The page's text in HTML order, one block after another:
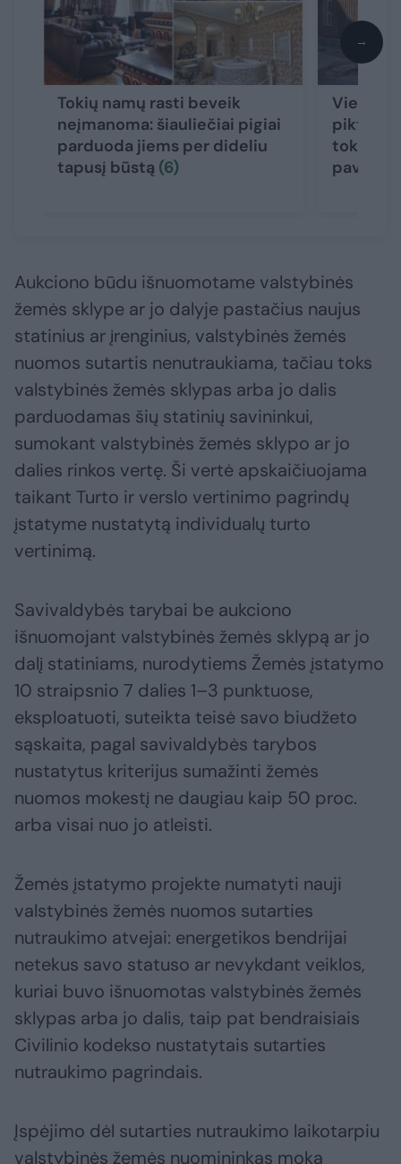
Tokių namų rasti beveik
neįmanoma: šiauliečiai pigiai
parduoda jiems per dideliu
tapusį būstą (6)
Vietoj
tokia
→
Aukciono būdu išnuomotame valstybinės
žemės sklype ar jo dalyje pastačius naujus
statinius ar įrenginius, valstybinės žemės
nuomos sutartis nenutraukiama, tačiau toks
valstybinės žemės sklypas arba jo dalis
parduodamas šių statinių savininkui,
sumokant valstybinės žemės sklypo ar jo
dalies rinkos vertę. Ši vertė apskaičiuojama
taikant Turto ir verslo vertinimo pagrindų
įstatyme nustatytą individualų turto
vertinimą.
Savivaldybės tarybai be aukciono
išnuomojant valstybinės žemės sklypą ar jo
dalį statiniams, nurodytiems Žemės įstatymo
10 straipsnio 7 dalies 1–3 punktuose,
eksploatuoti, suteikta teisė savo biudžeto
sąskaita, pagal savivaldybės tarybos
nustatytus kriterijus sumažinti žemės
nuomos mokestį ne daugiau kaip 50 proc.
arba visai nuo jo atleisti.
Žemės įstatymo projekte numatyti nauji
valstybinės žemės nuomos sutarties
nutraukimo atvejai: energetikos bendrijai
netekus savo statuso ar nevykdant veiklos,
kuriai buvo išnuomotas valstybinės žemės
sklypas arba jo dalis, taip pat bendraisiais
Civilinio kodekso nustatytais sutarties
nutraukimo pagrindais.
Įspėjimo dėl sutarties nutraukimo laikotarpiu
valstybinės žemės nuomininkas moka